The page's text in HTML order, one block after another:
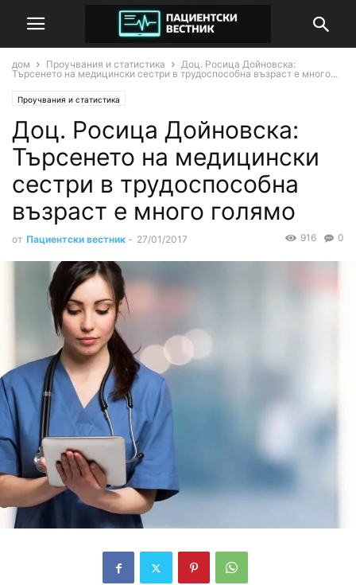
дом Проучвания и статистика
Доц. Росица Дойновска:
Търсенето на медицински сестри в трудоспособна възраст е много...
Проучвания и статистика
Доц. Росица Дойновска:
Търсенето на медицински
сестри в трудоспособна
възраст е много голямо
от Пациентски вестник - 27/01/2017 0
916